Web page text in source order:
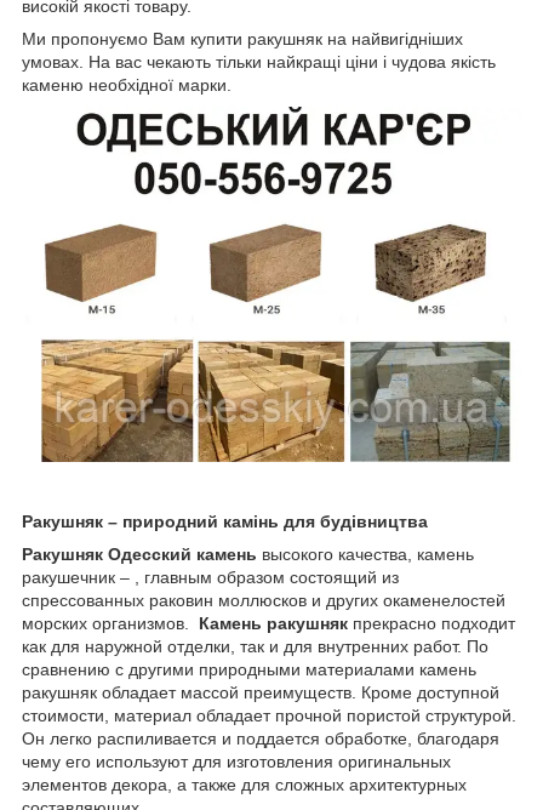
високій якості товару.
Ми пропонуємо Вам купити ракушняк на найвигідніших
умовах. На вас чекають тільки найкращі ціни і чудова якість
каменю необхідної марки.
Ракушняк – природний камінь для будівництва
Ракушняк Одесский камень высокого качества, камень
ракушечник – , главным образом состоящий из
спрессованных раковин моллюсков и других окаменелостей
морских организмов.
Камень ракушняк прекрасно подходит
как для наружной отделки, так и для внутренних работ. По
сравнению с другими природными материалами камень
ракушняк обладает массой преимуществ. Кроме доступной
стоимости, материал обладает прочной пористой структурой.
Он легко распиливается и поддается обработке, благодаря
чему его используют для изготовления оригинальных
элементов декора, а также для сложных архитектурных